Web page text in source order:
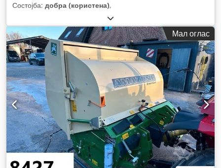
Состојба: добра (користена),
Мал оглас